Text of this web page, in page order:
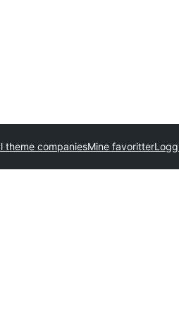
theme companiesMine favoritter